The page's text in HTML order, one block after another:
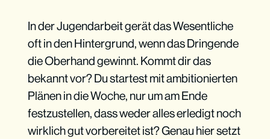
In der Jugendarbeit gerät das Wesentliche
oft in den Hintergrund, wenn das Dringende
die Oberhand gewinnt. Kommt dir das
bekannt vor? Du startest mit ambitionierten
Plänen in die Woche, nur um am Ende
festzustellen, dass weder alles erledigt noch
wirklich gut vorbereitet ist? Genau hier setzt